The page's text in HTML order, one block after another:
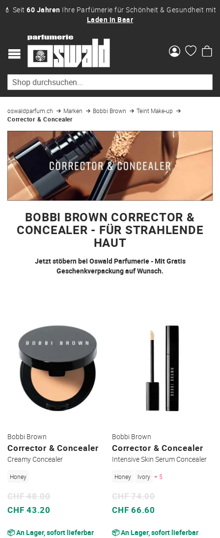
💄 Seit60 Jahren Ihre Parfümerie für Schönheit & Gesundheit mit
Laden in Baar
oswaldparfum.ch Marken Bobbi Brown
Teint Make-up
Corrector & Concealer
BOBBI BROWN CORRECTOR &
CONCEALER - FÜR STRAHLENDE
HAUT
Jetzt stöbern bei Oswald Parfumerie - Mit Gratis
Geschenkverpackung auf Wunsch.
Bobbi Brown
Corrector & Concealer
Creamy Concealer
Honey
Sonderpreis
CHF 43.20
CHF 48.00
📦 An Lager, sofort lieferbar
Bobbi Brown
Corrector & Concealer
Intensive Skin Serum Concealer
Honey Ivory + 5
Sonderpreis
CHF 66.60
CHF 74.00
📦 An Lager, sofort lieferbar